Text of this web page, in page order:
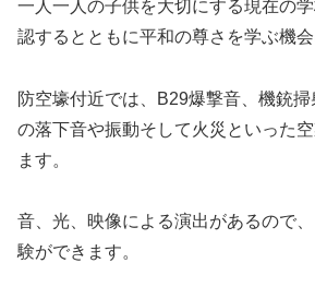
一人一人の子供を大切にする現在の
認するとともに平和の尊さを学ぶ機会
防空壕付近では、B29爆撃音、機銃
の落下音や振動そして火災といった
ます。
音、光、映像による演出があるので
験ができます。